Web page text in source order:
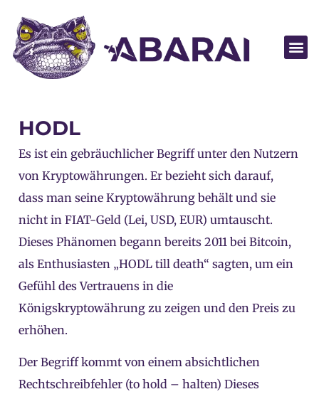
HODL
Es ist ein gebräuchlicher Begriff unter den Nutzern
von Kryptowährungen. Er bezieht sich darauf,
dass man seine Kryptowährung behält und sie
nicht in FIAT-Geld (Lei, USD, EUR) umtauscht.
Dieses Phänomen begann bereits 2011 bei Bitcoin,
als Enthusiasten „HODL till death“ sagten, um ein
Gefühl des Vertrauens in die
Königskryptowährung zu zeigen und den Preis zu
erhöhen.
Der Begriff kommt von einem absichtlichen
Rechtschreibfehler (to hold – halten) Dieses